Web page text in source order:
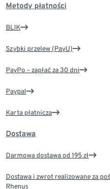
Metody płatności
BLIK
Szybki przelew (PayU)
PayPo – zapłać za 30 dni
Paypal
Karta płatnicza
Dostawa
Darmowa dostawa od 195 zł
Dostawa i zwrot realizowane za
Rhenus